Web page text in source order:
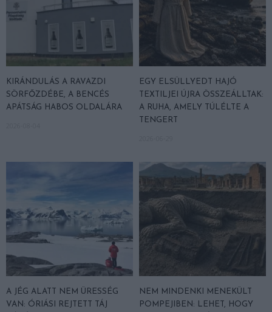
KIRÁNDULÁS A RAVAZDI
SÖRFŐZDÉBE, A BENCÉS
APÁTSÁG HABOS OLDALÁRA
EGY ELSÜLLYEDT HAJÓ
TEXTILJEI ÚJRA ÖSSZEÁLLTAK:
A RUHA, AMELY TÚLÉLTE A
TENGERT
A JÉG ALATT NEM ÜRESSÉG
VAN: ÓRIÁSI REJTETT TÁJ
NEM MINDENKI MENEKÜLT
POMPEJIBEN: LEHET, HOGY